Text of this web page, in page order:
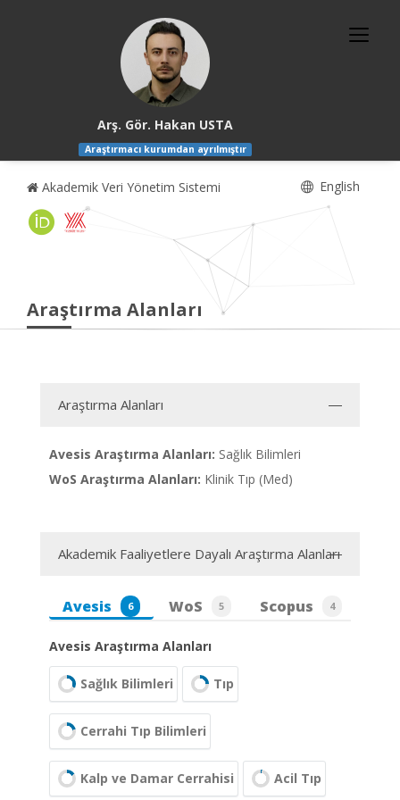
Arş. Gör. Hakan USTA
Araştırmacı kurumdan ayrılmıştır
Akademik Veri Yönetim Sistemi English
Araştırma Alanları
Araştırma Alanları
Avesis Araştırma Alanları: Sağlık Bilimleri
WoS Araştırma Alanları: Klinik Tıp (Med)
Akademik Faaliyetlere Dayalı Araştırma Alanları
Avesis 6 WoS 5 Scopus 4
Avesis Araştırma Alanları
Sağlık Bilimleri Tıp
Cerrahi Tıp Bilimleri
Kalp ve Damar Cerrahisi Acil Tıp